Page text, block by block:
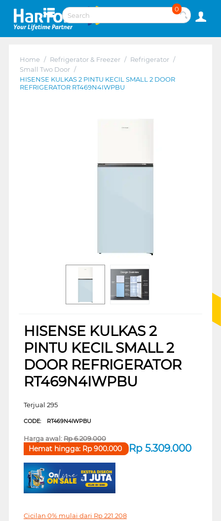
0
Home / Refrigerator & Freezer / Refrigerator /
Small Two Door /
HISENSE KULKAS 2 PINTU KECIL SMALL 2 DOOR
REFRIGERATOR RT469N4IWPBU
HISENSE KULKAS 2
PINTU KECIL SMALL 2
DOOR REFRIGERATOR
RT469N4IWPBU
Terjual 295
CODE: RT469N4IWPBU
Harga awal:Rp6.209.000
Rp 5.309.000
Hemat hingga: Rp900.000
Cicilan 0% mulai dari Rp221.208